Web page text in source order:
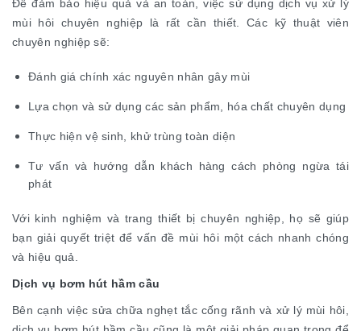
Để đảm bảo hiệu quả và an toàn, việc sử dụng dịch vụ xử lý
mùi hôi chuyên nghiệp là rất cần thiết. Các kỹ thuật viên
chuyên nghiệp sẽ:
Đánh giá chính xác nguyên nhân gây mùi
Lựa chọn và sử dụng các sản phẩm, hóa chất chuyên dụng
Thực hiện vệ sinh, khử trùng toàn diện
Tư vấn và hướng dẫn khách hàng cách phòng ngừa tái
phát
Với kinh nghiệm và trang thiết bị chuyên nghiệp, họ sẽ giúp
bạn giải quyết triệt để vấn đề mùi hôi một cách nhanh chóng
và hiệu quả.
Dịch vụ bơm hút hầm cầu
Bên cạnh việc sửa chữa nghẹt tắc cống rãnh và xử lý mùi hôi,